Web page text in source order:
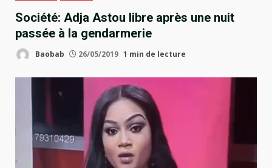
Société: Adja Astou libre après une nuit
passée à la gendarmerie
Baobab 26/05/2019 1 min de lecture